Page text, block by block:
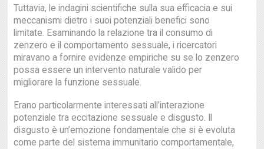
Tuttavia, le indagini scientifiche sulla sua efficacia e sui
meccanismi dietro i suoi potenziali benefici sono
limitate. Esaminando la relazione tra il consumo di
zenzero e il comportamento sessuale, i ricercatori
miravano a fornire evidenze empiriche su se lo zenzero
possa essere un intervento naturale valido per
migliorare la funzione sessuale.
Erano particolarmente interessati all’interazione
potenziale tra eccitazione sessuale e disgusto. Il
disgusto è un’emozione fondamentale che si è evoluta
come parte del sistema immunitario comportamentale,